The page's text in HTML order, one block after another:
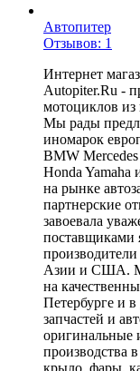
Автопитер
Отзывов: 1
Интернет
Autopiter.Ru -
мотоциклов из
Мы рады
иномарок
BMW
Honda Yamaha
на рынке
партнерские
завоевала
поставщиками
Азии и США.
на
Петербурге и
запчастей и
оригинальные
производства
крыло, фары,